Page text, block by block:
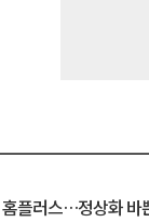
플러스…정상화 바